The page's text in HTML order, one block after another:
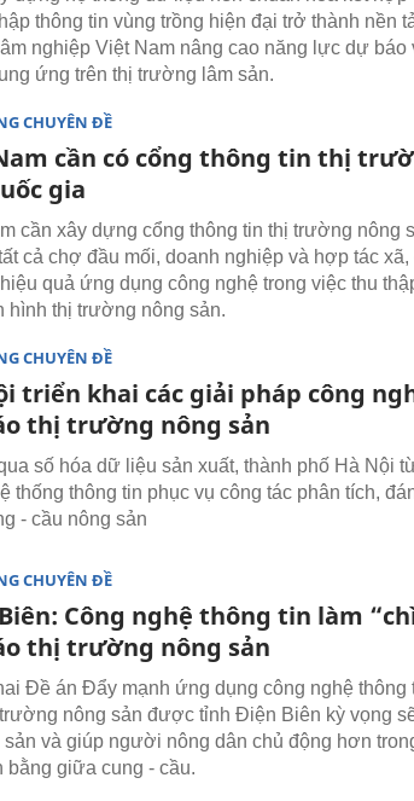
thông tin vùng trồng hiện đại trở thành nền
nghiệp Việt Nam nâng cao năng lực dự báo
ứng trên thị trường lâm sản.
CHUYÊN ĐỀ
cần có cổng thông tin thị
gia
cần xây dựng cổng thông tin thị trường nông
cả chợ đầu mối, doanh nghiệp và hợp tác xã,
quả ứng dụng công nghệ trong việc thu
hình thị trường nông sản.
CHUYÊN ĐỀ
triển khai các giải pháp công
thị trường nông sản
số hóa dữ liệu sản xuất, thành phố Hà Nội
thống thông tin phục vụ công tác phân tích,
- cầu nông sản
CHUYÊN ĐỀ
Công nghệ thông tin làm
thị trường nông sản
Đề án Đẩy mạnh ứng dụng công nghệ thông
nông sản được tỉnh Điện Biên kỳ vọng
sản và giúp người nông dân chủ động hơn
bằng giữa cung - cầu.